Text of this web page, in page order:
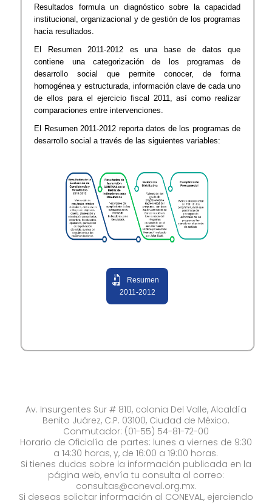
Resultados formula un diagnóstico sobre la capacidad
institucional, organizacional y de gestión de los programas
hacia resultados.
El Resumen 2011-2012 es una base de datos que
contiene una categorización de los programas de
desarrollo social que permite conocer, de forma
homogénea y estructurada, información clave de cada uno
de ellos para el ejercicio fiscal 2011, así como realizar
comparaciones entre intervenciones.
El Resumen 2011-2012 reporta datos de los programas de
desarrollo social a través de las siguientes variables:
Resumen
2011-2012
Av. Insurgentes Sur # 810, colonia Del Valle, Alcaldía
Benito Juárez, C.P. 03100, Ciudad de México.
Conmutador: (01-55) 54-81-72-00
Horario de Oficialía de partes: lunes a viernes de 9:30
a 14:30 horas, y, de 16:00 a 19:00 horas.
Si tienes dudas sobre la información publicada en la
página web, envía tu consulta al correo:
consultas@coneval.org.mx.
Si deseas solicitar información al CONEVAL, ejerciendo